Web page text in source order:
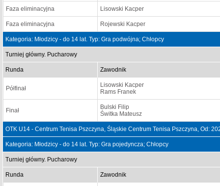
Faza eliminacyjna Lisowski Kacper
Faza eliminacyjna Rojewski Kacper
Kategoria: Młodzicy - do 14 lat. Typ: Gra podwójna; Chłopcy
Turniej główny. Pucharowy
Runda Zawodnik
Półfinał
Lisowski Kacper
Rams Franek
Finał
Bulski Filip
Świtka Mateusz
OTK U14 - Centrum Tenisa Pszczyna, Śląskie Centrum Tenisa Pszczyna, Od:
Kategoria: Młodzicy - do 14 lat. Typ: Gra pojedyncza; Chłopcy
Turniej główny. Pucharowy
Runda Zawodnik